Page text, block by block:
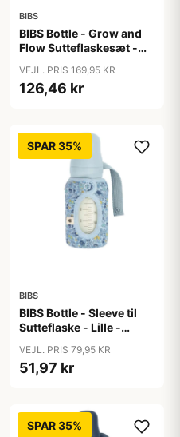
BIBS
BIBS Bottle - Grow and
Flow Sutteflaskesæt -
150ml/270ml - 2-Pak -
Ivory
VEJL. PRIS 169,95 KR
126,46 kr
SPAR 35%
BIBS
BIBS Bottle - Sleeve til
Sutteflaske - Lille -
Lawn/Baby Blue
VEJL. PRIS 79,95 KR
51,97 kr
SPAR 35%